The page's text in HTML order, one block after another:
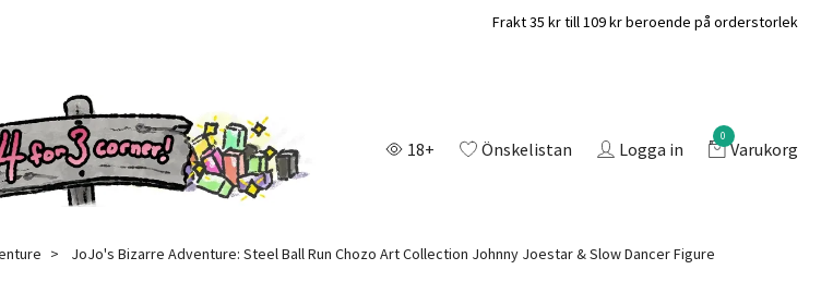
Frakt 35 kr till 109 kr beroende på orderstorlek
18+ Önskelistan Logga in
0
Varukorg
JoJo's Bizarre Adventure: Steel Ball Run Chozo Art Collection Johnny Joestar & Slow Dancer Figure